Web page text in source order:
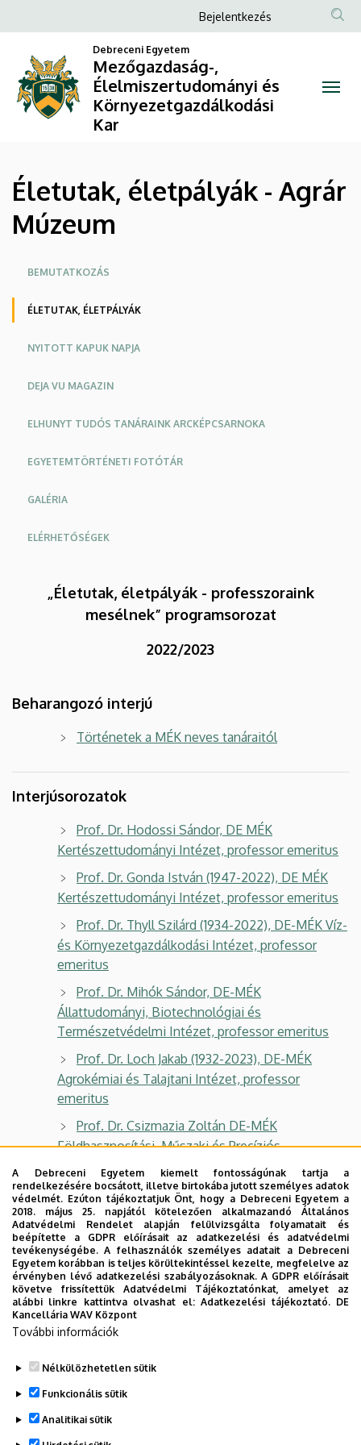
életpályák
Agrár
Mezőgazdaság-,
Környezetgazdálkodási
Kar
a
Anonim
fiók
menüje
Bejelentkezés
Debreceni Egyetem
Mezőgazdaság-,
Élelmiszertudományi és
Környezetgazdálkodási
Kar
Életutak, életpályák - Agrár
Múzeum
Oldalmenü
BEMUTATKOZÁS
ÉLETUTAK, ÉLETPÁLYÁK
NYITOTT KAPUK NAPJA
DEJA VU MAGAZIN
ELHUNYT TUDÓS TANÁRAINK ARCKÉPCSARNOKA
EGYETEMTÖRTÉNETI FOTÓTÁR
GALÉRIA
ELÉRHETŐSÉGEK
„Életutak, életpályák - professzoraink
mesélnek” programsorozat
2022/2023
Beharangozó interjú
Történetek a MÉK neves tanáraitól
Interjúsorozatok
Prof. Dr. Hodossi Sándor, DE MÉK
Kertészettudományi Intézet, professor emeritus
Prof. Dr. Gonda István (1947-2022), DE MÉK
Kertészettudományi Intézet, professor emeritus
Prof. Dr. Thyll Szilárd (1934-2022), DE-MÉK Víz-
és Környezetgazdálkodási Intézet, professor
emeritus
Prof. Dr. Mihók Sándor, DE-MÉK
Állattudományi, Biotechnológiai és
Természetvédelmi Intézet, professor emeritus
Prof. Dr. Loch Jakab (1932-2023), DE-MÉK
Agrokémiai és Talajtani Intézet, professor
emeritus
Prof. Dr. Csizmazia Zoltán DE-MÉK
Földhasznosítási, Műszaki és Precíziós
Technológiai Intézet, professor emeritus
Prof. Dr. Nemessályi Zsolt, DE GTK
Gazdálkodástudományi Intézet, professor
emeritus
Prof. Dr. Szarukán István, DE MÉK
Növényvédelmi Intézet, professor emeritus
Dr. Dezső János, DE MÉK Földhasznosítási,
Műszaki és Precíziós Technológiai Intézet,
Legutóbbi frissítés: 2023. 09. 21. 09:14
A Debreceni Egyetem kiemelt fontosságúnak tartja a
rendelkezésére bocsátott, illetve birtokába jutott személyes adatok
védelmét. Ezúton tájékoztatjuk Önt, hogy a Debreceni Egyetem a
2018. május 25. napjától kötelezően alkalmazandó Általános
Adatvédelmi Rendelet alapján felülvizsgálta folyamatait és
beépítette a GDPR előírásait az adatkezelési és adatvédelmi
tevékenységébe. A felhasználók személyes adatait a Debreceni
Egyetem korábban is teljes körültekintéssel kezelte, megfelelve az
érvényben lévő adatkezelési szabályozásoknak. A GDPR előírásait
követve frissítettük Adatvédelmi Tájékoztatónkat, amelyet az
alábbi linkre kattintva olvashat el:Adatkezelési tájékoztató. DE
Kancellária WAV Központ
További információk
Nélkülözhetetlen sütik
Funkcionális sütik
Analitikai sütik